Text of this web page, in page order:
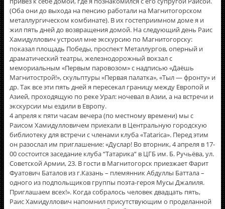
(Оба они до выхода на пенсию работали на Магнитогорском
металлургическом комбинате). В их гостеприимном доме я и
жил пять дней до возвращения домой. На следующий день Раис
Хамидуллович устроил мне экскурсию по Магнитогорску:
показал площадь Победы, проспект Металлургов, оперный и
драматический театры, железнодорожный вокзал с
мемориальным «Первым паровозом» с надписью «Даёшь
Магнитострой!», скульптуры «Первая палатка», «Тыл — фронту» и
др. Так все эти пять дней я пересекал границу между Европой и
Азией, проходящую по реке Урал: ночевал в Азии, а на встречи и
экскурсии мы ездили в Европу.
4 апреля к пяти часам вечера (по местному времени) мы с
Раисом Хамидулловичем приехали в Центральную городскую
библиотеку для встречи с членами клуба «Tatarica». Перед этим
он разослал им приглашение: «Дуслар! Во вторник, 4 апреля в 17-
00 состоится заседание клуба “Татарика“ в ЦГБ им. Б. Ручьёва, ул.
Советской Армии, 23. В гости в Магнитогорск приезжает Фарит
Фуатович Баталов из г.Казань – племянник Абдуллы Баттала –
одного из подпольщиков группы поэта-героя Мусы Джалиля.
Приглашаем всех!». Когда собралось человек двадцать пять,
Раис Хамидуллович напомнил присутствующим о проделанной